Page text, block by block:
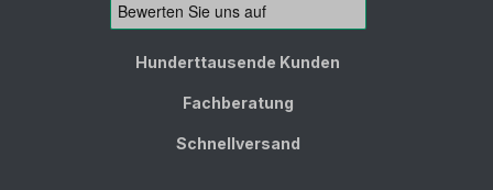
Hunderttausende Kunden
Fachberatung
Schnellversand